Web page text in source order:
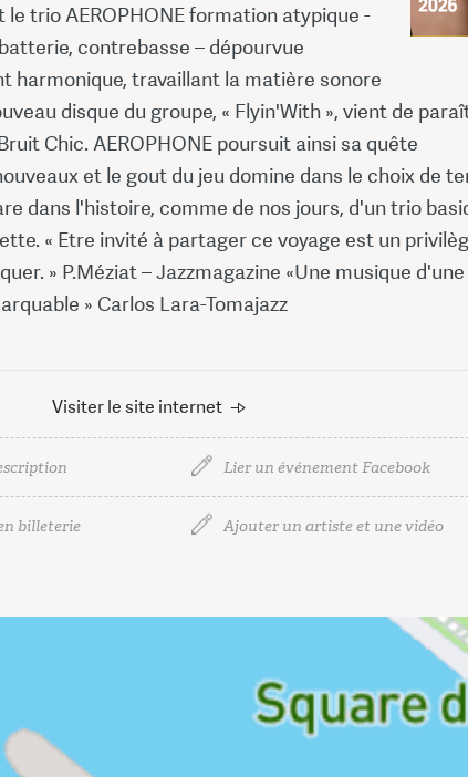
le trio AEROPHONE formation atypique -
contrebasse – dépourvue
harmonique, travaillant la matière sonore
disque du groupe, « Flyin'With », vient de
Chic. AEROPHONE poursuit ainsi sa quête
et le gout du jeu domine dans le choix de
dans l'histoire, comme de nos jours, d'un trio
« Etre invité à partager ce voyage est un
» P.Méziat – Jazzmagazine «Une musique d'une
» Carlos Lara-Tomajazz
Visiter le site internet
Lier un événement Facebook
billeterie Ajouter un artiste et une vidéo